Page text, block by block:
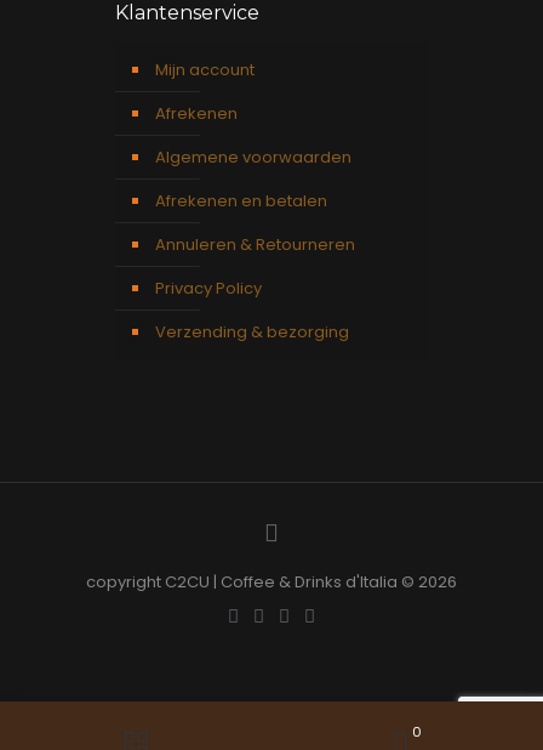
Klantenservice
Mijn account
Afrekenen
Algemene voorwaarden
Afrekenen en betalen
Annuleren & Retourneren
Privacy Policy
Verzending & bezorging
copyright C2CU | Coffee & Drinks d'Italia © 2026
0